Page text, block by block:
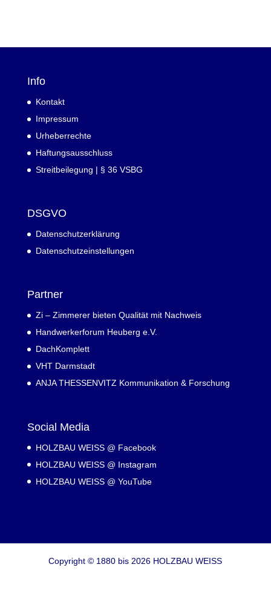
Info
Kontakt
Impressum
Urheberrechte
Haftungsausschluss
Streitbeilegung | § 36 VSBG
DSGVO
Datenschutzerklärung
Datenschutzeinstellungen
Partner
Zi – Zimmerer bieten Qualität mit Nachweis
Handwerkerforum Heuberg e.V.
DachKomplett
VHT Darmstadt
ANJA THESSENVITZ Kommunikation & Forschung
Social Media
HOLZBAU WEISS @ Facebook
HOLZBAU WEISS @ Instagram
HOLZBAU WEISS @ YouTube
Copyright © 1880 bis 2026 HOLZBAU WEISS